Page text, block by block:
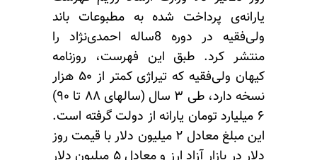
یارانه‌ی پرداخت شده به مطبوعات باند
ولی‌فقیه در دوره 8ساله احمدی‌نژاد را
منتشر کرد. طبق این فهرست، روزنامه
کیهان ولی‌فقیه که تیراژی کمتر از ۵۰ هزار
نسخه دارد، طی ۳ سال (سالهای ۸۸ تا ۹۰)
۶ میلیارد تومان یارانه از دولت گرفته است.
این مبلغ معادل ۲ میلیون دلار با قیمت روز